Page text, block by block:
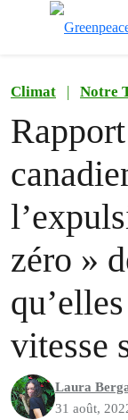
Climat | Notre
zéro »
vitesse
Laura
31 août,